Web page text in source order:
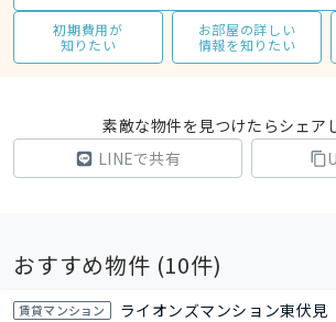
初期費用が
知りたい
お部屋の詳しい
情報を知りたい
素敵な物件を見つけたらシェア
LINEで共有
おすすめ物件 (10件)
賃貸マンション ライオンズマンション東伏見